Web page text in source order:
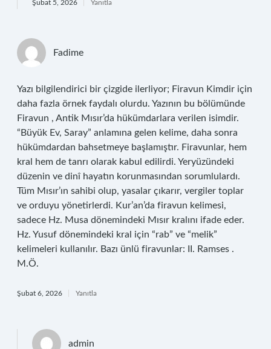
Şubat 5, 2026 Yanıtla
Fadime
Yazı bilgilendirici bir çizgide ilerliyor; Firavun Kimdir için
daha fazla örnek faydalı olurdu. Yazının bu bölümünde
Firavun , Antik Mısır’da hükümdarlara verilen isimdir.
“Büyük Ev, Saray” anlamına gelen kelime, daha sonra
hükümdardan bahsetmeye başlamıştır. Firavunlar, hem
kral hem de tanrı olarak kabul edilirdi. Yeryüzündeki
düzenin ve dinî hayatın korunmasından sorumlulardı.
Tüm Mısır’ın sahibi olup, yasalar çıkarır, vergiler toplar
ve orduyu yönetirlerdi. Kur’an’da firavun kelimesi,
sadece Hz. Musa dönemindeki Mısır kralını ifade eder.
Hz. Yusuf dönemindeki kral için “rab” ve “melik”
kelimeleri kullanılır. Bazı ünlü firavunlar: II. Ramses .
M.Ö.
Şubat 6, 2026 Yanıtla
admin